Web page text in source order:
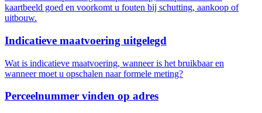
kaartbeeld goed en voorkomt u fouten bij schutting, aankoop of
uitbouw.
Indicatieve maatvoering uitgelegd
Wat is indicatieve maatvoering, wanneer is het bruikbaar en
wanneer moet u opschalen naar formele meting?
Perceelnummer vinden op adres